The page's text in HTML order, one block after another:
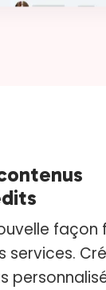
façon
services.